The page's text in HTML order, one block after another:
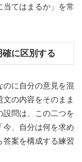
当てはまるか」を常
に区別する
のに自分の意見を混
の内容をそのまま
設問は、この二つを
今、自分は何を求め
答案を構成する練習